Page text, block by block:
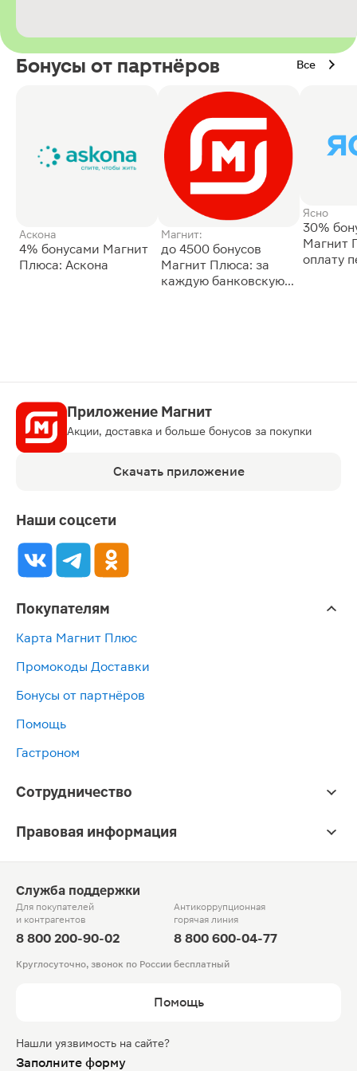
Бонусы от партнёров Все
Аскона
4% бонусами Магнит
Плюса: Аскона
Магнит:
до 4500 бонусов
Магнит Плюса: за
каждую банковскую
Ясно
30%
Магнит
оплату
Приложение Магнит
Акции, доставка и больше бонусов за покупки
Скачать приложение
Наши соцсети
Покупателям
Карта Магнит Плюс
Промокоды Доставки
Бонусы от партнёров
Помощь
Гастроном
Сотрудничество
Правовая информация
Служба поддержки
Для покупателей
и контрагентов
8 800 200-90-02
Антикоррупционная
горячая линия
8 800 600-04-77
Круглосуточно, звонок по России бесплатный
Помощь
Нашли уязвимость на сайте?
Заполните форму